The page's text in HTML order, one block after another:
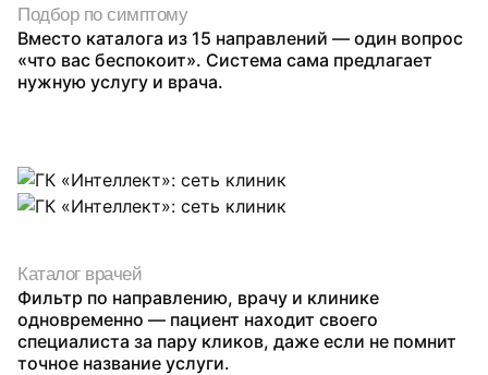
Подбор по симптому
Вместо каталога из 15 направлений — один вопрос
«что вас беспокоит». Система сама предлагает
нужную услугу и врача.
Каталог врачей
Фильтр по направлению, врачу и клинике
одновременно — пациент находит своего
специалиста за пару кликов, даже если не помнит
точное название услуги.